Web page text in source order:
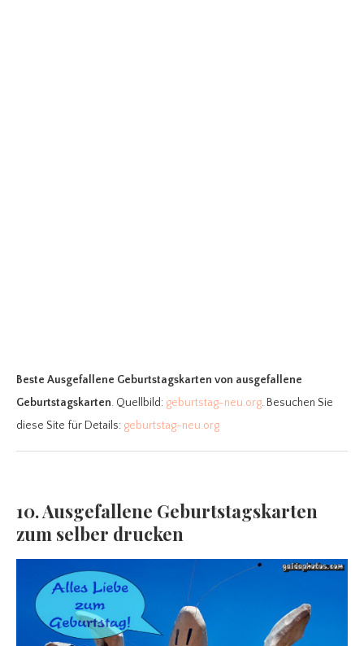
Beste Ausgefallene Geburtstagskarten von ausgefallene
Geburtstagskarten. Quellbild: geburtstag-neu.org. Besuchen Sie
diese Site für Details: geburtstag-neu.org
10. Ausgefallene Geburtstagskarten
zum selber drucken